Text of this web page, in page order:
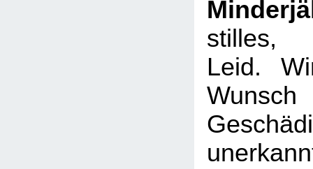
stilles,
Leid.